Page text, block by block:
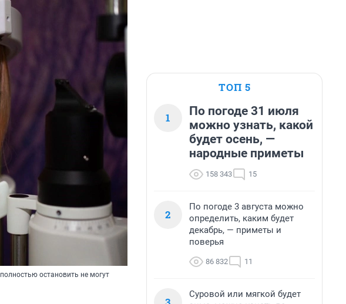
остановить не могут
ТОП 5
1
По погоде 31 июля
можно узнать, какой
будет осень, —
народные приметы
158 343 15
2
По погоде 3 августа можно
определить, каким будет
декабрь, — приметы и
поверья
86 832 11
Суровой или мягкой будет